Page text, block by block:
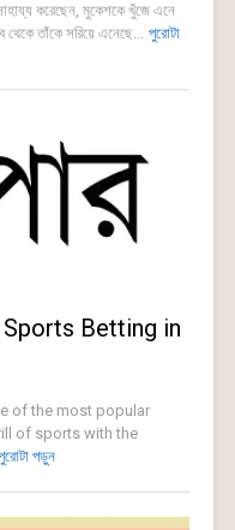
করেছেন, মুকেশকে খুঁজে এনে
থেকে তাঁকে সরিয়ে এনেছে... পুরোটা
Betting in
of the most popular
of sports with the
পড়ুন